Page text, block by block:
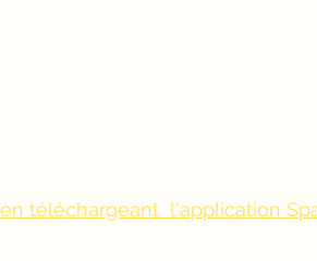
téléchargeant l'application